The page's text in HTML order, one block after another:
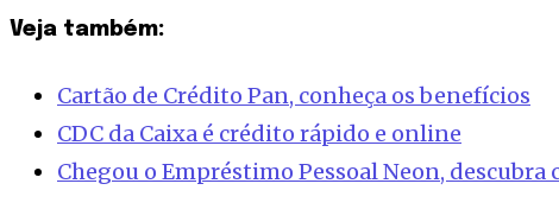
Veja também:
Cartão de Crédito Pan, conheça os benefícios
CDC da Caixa é crédito rápido e online
Chegou o Empréstimo Pessoal Neon, descubra